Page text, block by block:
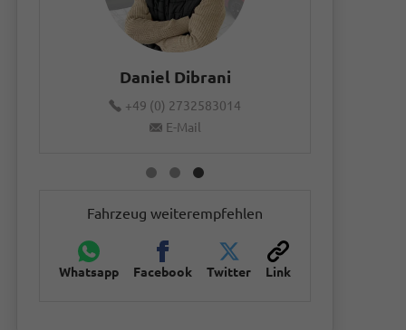
Daniel Dibrani
+49 (0) 2732583014
E-Mail
Fahrzeug weiterempfehlen
Whatsapp Facebook Twitter Link